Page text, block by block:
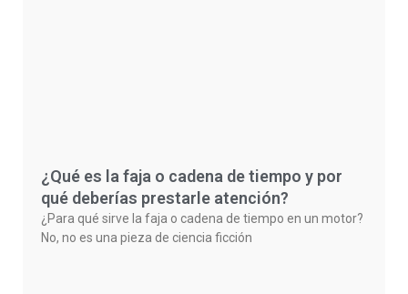
¿Qué es la faja o cadena de tiempo y por
qué deberías prestarle atención?
¿Para qué sirve la faja o cadena de tiempo en un motor?
No, no es una pieza de ciencia ficción